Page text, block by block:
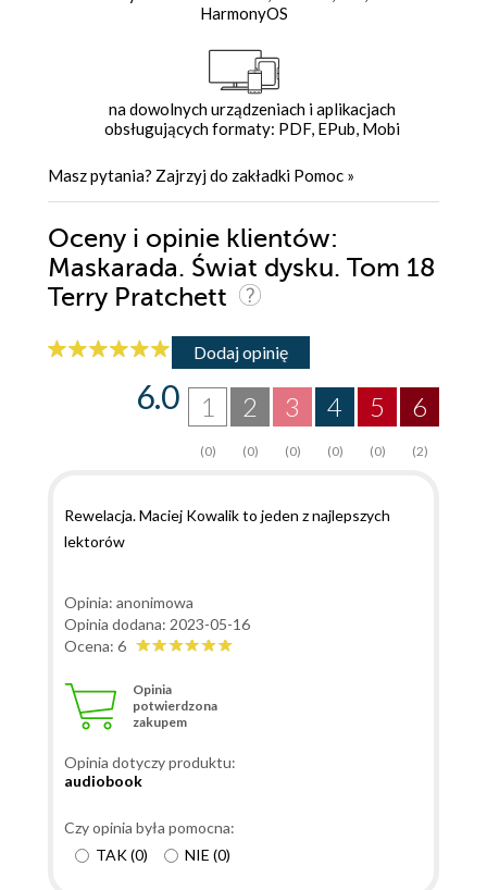
HarmonyOS
na dowolnych urządzeniach i aplikacjach
obsługujących formaty: PDF, EPub, Mobi
Masz pytania? Zajrzyj do zakładki Pomoc »
Oceny i opinie klientów:
Maskarada. Świat dysku. Tom 18
Terry Pratchett
Dodaj opinię
6
(2)
5
(0)
4
(0)
3
(0)
2
(0)
1
(0)
6.0
Rewelacja. Maciej Kowalik to jeden z najlepszych
lektorów
Opinia: anonimowa
Opinia dodana: 2023-05-16
Ocena: 6
Opinia
potwierdzona
zakupem
Opinia dotyczy produktu:
audiobook
Czy opinia była pomocna:
TAK(0) NIE (0)